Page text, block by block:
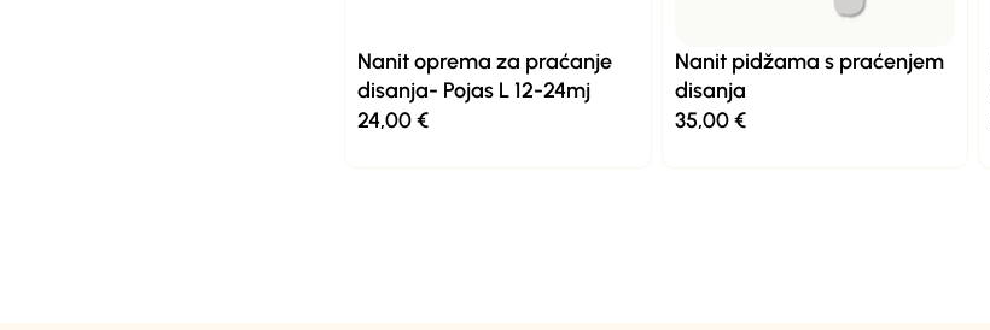
Nanit oprema za praćanje
disanja- Pojas L 12-24mj
24,00€
Nanit pidžama s praćenjem
disanja
35,00€